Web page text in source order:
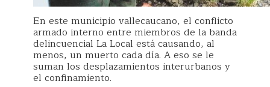
En este municipio vallecaucano, el conflicto
armado interno entre miembros de la banda
delincuencial La Local está causando, al
menos, un muerto cada día. A eso se le
suman los desplazamientos interurbanos y
el confinamiento.